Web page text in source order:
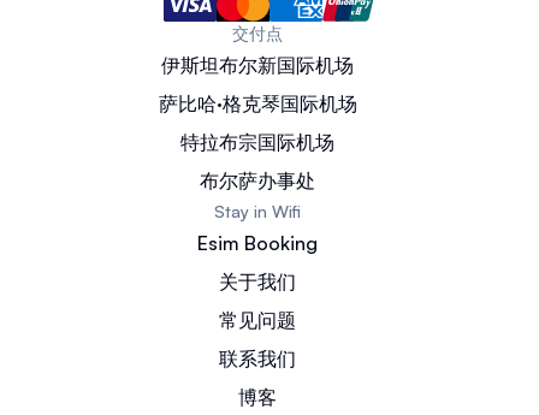
交付点
伊斯坦布尔新国际机场
萨比哈·格克琴国际机场
特拉布宗国际机场
布尔萨办事处
Stay in Wifi
Esim Booking
关于我们
常见问题
联系我们
博客